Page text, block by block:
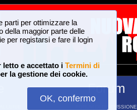
parti per ottimizzare la
della maggior parte delle
per registarsi e fare il login
letto e accettato i Termini di
la gestione dei cookie.
OK, confermo
Forum
FORUM DI DISCUSSIONE